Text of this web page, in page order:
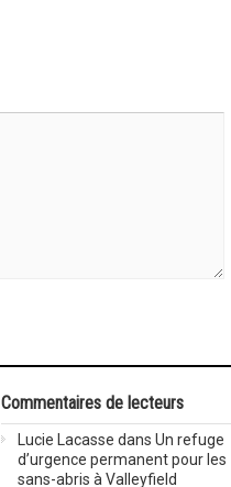
Commentaires de lecteurs
Lucie Lacasse dans Un refuge
d’urgence permanent pour les
sans-abris à Valleyfield